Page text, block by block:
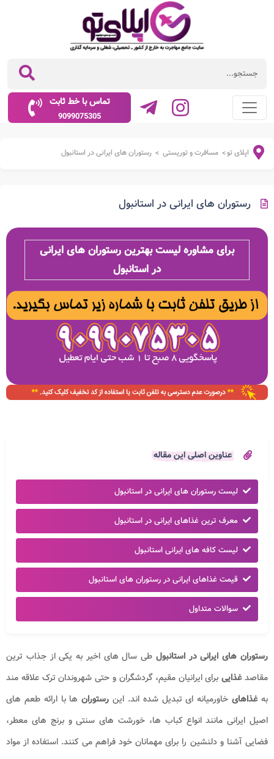
تماس با خط ثابت
9099075305
اپلای تو> مسافرت و توریستی > رستوران های ایرانی در استانبول
رستوران های ایرانی در استانبول
برای مشاوره لیست بهترین رستوران های ایرانی
در استانبول
عناوین اصلی این مقاله
لیست رستوران های ایرانی در استانبول
معرف ترین غذاهای ایرانی در استانبول
لیست کافه های ایرانی استانبول
قیمت غذاهای ایرانی در رستوران های استانبول
سوالات متداول
رستوران های ایرانی در استانبول طی سال های اخیر به یکی از جذاب ترین
مقاصدغذایی برای ایرانیان مقیم، گردشگران و حتی شهروندان ترک علاقه مند
بهغذاهای خاورمیانه ای تبدیل شده اند. این رستوران ها با ارائه طعم های
اصیل ایرانی مانند انواع کباب ها، خورشت های سنتی و برنج های معطر،
فضایی آشنا و دلنشین را برای مهمانان خود فراهم می کنند. استفاده از مواد